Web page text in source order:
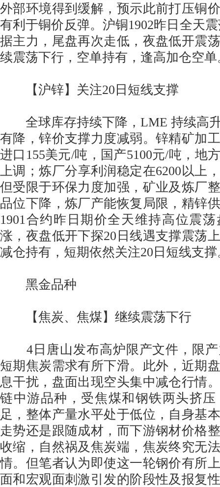
外部环境得到缓解，预示此前打压铜
有利于铜价反弹。沪铜1902昨日全天
据主力，尾盘再次走低，夜盘低开震
续震荡下行，空单持有，逢高加仓空单
【沪锌】关注20日短线支撑
全球库存持续下降，LME 持续高
有降，锌价支撑力度减弱。锌精矿加
进口155美元/吨，国产5100元/吨，地
上调；炼厂分享利润稳定在6200以上
但受限于环保力度加强，矿业及炼厂
品位下降，炼厂产能恢复局限，精锌
1901合约昨日期价全天维持高位震
涨，夜盘低开下探20日线遇支撑震荡
减仓持有，短期依然关注20日短线支
黑金品种
【焦炭、焦煤】继续震荡下行
4日唐山发布高炉限产文件，限产
短期焦炭需求有所下滑。此外，近期
息干扰，盘面出现空头集中减仓行情
链中游品种，受焦煤和钢铁两头挤
足，整体产量水平处于低位，自身基
走势还是跟随成材，而下游钢材价格
收缩，自然祸及焦炭端，焦炭终究无
情。但笔者认为即使这一轮钢价有所
面和宏观面刺激引发的阶段性及报复